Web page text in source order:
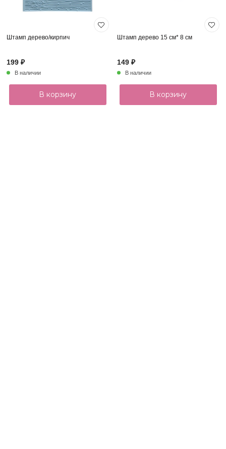
Штамп дерево/кирпич
199 ₽
В наличии
В корзину
Штамп дерево 15 см* 8 см
149 ₽
В наличии
В корзину